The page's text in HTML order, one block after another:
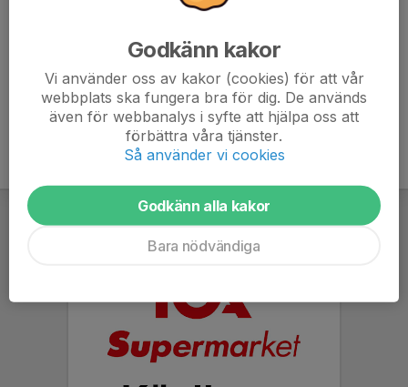
8. Lilla Beddinge BK 0
9. Veberöds AIF 0 0
Godkänn kakor
Vi använder oss av kakor (cookies) för att vår
webbplats ska fungera bra för dig. De används
även för webbanalys i syfte att hjälpa oss att
förbättra våra tjänster.
Så använder vi cookies
Godkänn alla kakor
Bara nödvändiga